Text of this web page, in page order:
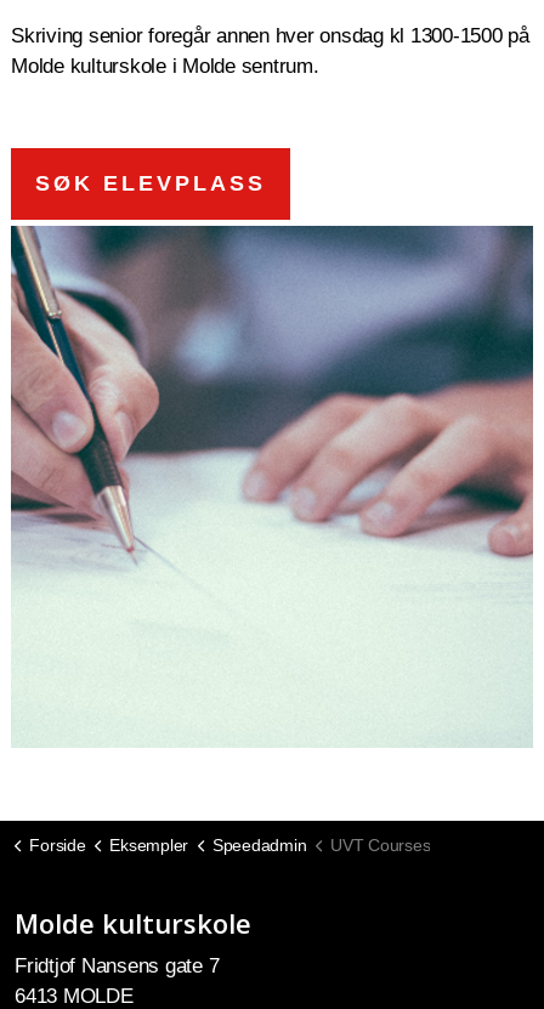
Skriving senior foregår annen hver onsdag kl 1300-1500 på
Molde kulturskole i Molde sentrum.
SØK ELEVPLASS
Forside Eksempler Speedadmin UVT Courses
Molde kulturskole
Fridtjof Nansens gate 7
6413 MOLDE